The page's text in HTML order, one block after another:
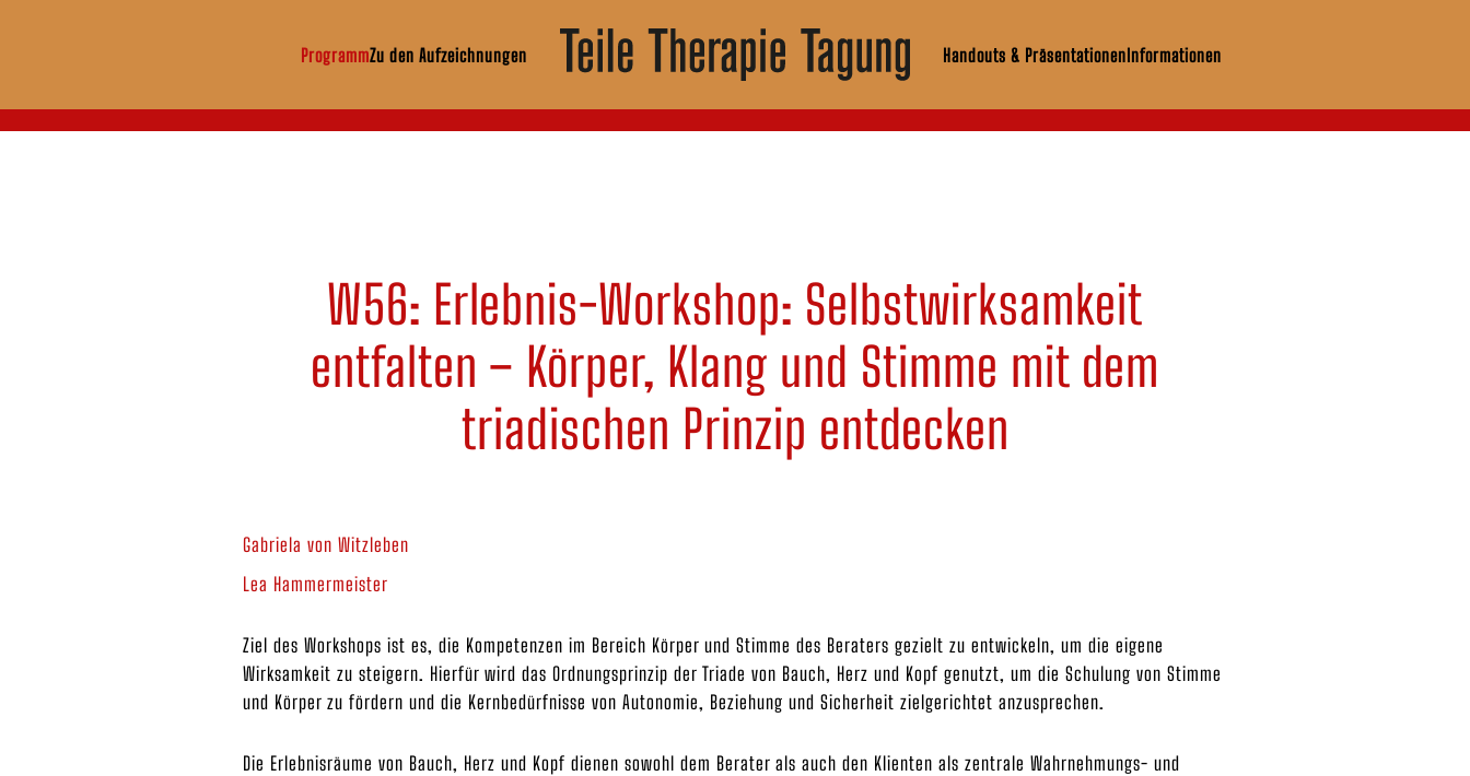
ProgrammZu den Aufzeichnungen Handouts & PräsentationenInformationen
W56: Erlebnis-Workshop: Selbstwirksamkeit
entfalten – Körper, Klang und Stimme mit dem
triadischen Prinzip entdecken
Gabriela von Witzleben
Lea Hammermeister
Ziel des Workshops ist es, die Kompetenzen im Bereich Körper und Stimme des Beraters gezielt zu entwickeln, um die eigene
Wirksamkeit zu steigern. Hierfür wird das Ordnungsprinzip der Triade von Bauch, Herz und Kopf genutzt, um die Schulung von Stimme
und Körper zu fördern und die Kernbedürfnisse von Autonomie, Beziehung und Sicherheit zielgerichtet anzusprechen.
Die Erlebnisräume von Bauch, Herz und Kopf dienen sowohl dem Berater als auch den Klienten als zentrale Wahrnehmungs- und